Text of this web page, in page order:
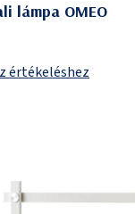
lámpa OMEO
értékeléshez